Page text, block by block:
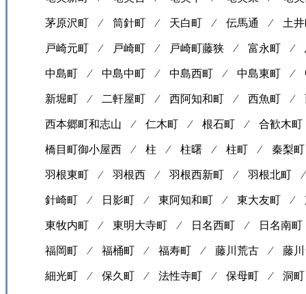
茅原沢町 ⁄ 筒針町 ⁄ 天白町 ⁄ 伝馬通 ⁄ 土
戸崎元町 ⁄ 戸崎町 ⁄ 戸崎町藤狭 ⁄ 富永町 ⁄
中島町 ⁄ 中島中町 ⁄ 中島西町 ⁄ 中島東町 ⁄
新堀町 ⁄ 二軒屋町 ⁄ 西阿知和町 ⁄ 西魚町 ⁄
西本郷町和志山 ⁄ 仁木町 ⁄ 根石町 ⁄ 合歓木
橋目町御小屋西 ⁄ 柱 ⁄ 柱曙 ⁄ 柱町 ⁄ 秦梨
羽根東町 ⁄ 羽根西 ⁄ 羽根西新町 ⁄ 羽根北町
針崎町 ⁄ 日影町 ⁄ 東阿知和町 ⁄ 東大友町 ⁄
東牧内町 ⁄ 東明大寺町 ⁄ 日名西町 ⁄ 日名南
福岡町 ⁄ 福桶町 ⁄ 福寿町 ⁄ 藤川荒古 ⁄ 藤
細光町 ⁄ 保久町 ⁄ 法性寺町 ⁄ 保母町 ⁄ 洞